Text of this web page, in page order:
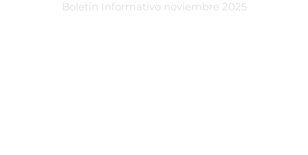
Boletín Informativo noviembre 2025